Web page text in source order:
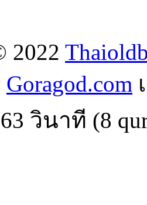
2022
Goragod.com
วินาที (8